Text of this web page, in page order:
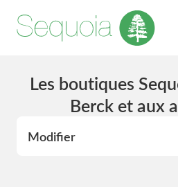
Les boutiques
Berck et aux
Modifier